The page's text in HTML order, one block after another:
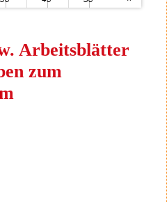
Arbeitsblätter
zum